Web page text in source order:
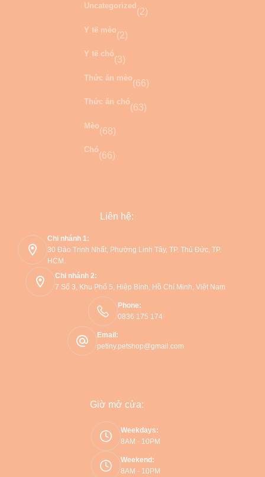
Uncategorized
(2)
Y tế mèo
(2)
Y tế chó
(3)
Thức ăn mèo
(66)
Thức ăn chó
(63)
Mèo
(68)
Chó
(66)
Liên hệ:
Chi nhánh 1:
30 Đào Trinh Nhất, Phường Linh Tây, TP. Thủ Đức, TP.
HCM.
Chi nhánh 2:
7 Số 3, Khu Phố 5, Hiệp Bình, Hồ Chí Minh, Việt Nam
Phone:
0836 175 174
Email:
petiny.petshop@gmail.com
Giờ mở cửa:
Weekdays:
8AM - 10PM
Weekend:
8AM - 10PM